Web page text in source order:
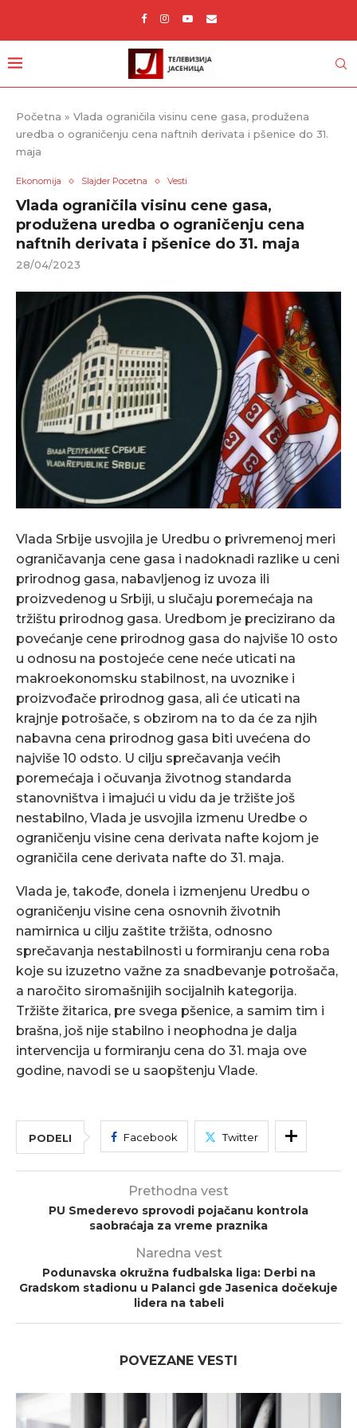
Početna » Vlada ograničila visinu cene gasa, produžena
uredba o ograničenju cena naftnih derivata i pšenice do 31.
maja
Ekonomija Slajder Pocetna Vesti
Vlada ograničila visinu cene gasa,
produžena uredba o ograničenju cena
naftnih derivata i pšenice do 31. maja
28/04/2023
Vlada Srbije usvojila je Uredbu o privremenoj meri
ograničavanja cene gasa i nadoknadi razlike u ceni
prirodnog gasa, nabavljenog iz uvoza ili
proizvedenog u Srbiji, u slučaju poremećaja na
tržištu prirodnog gasa. Uredbom je precizirano da
povećanje cene prirodnog gasa do najviše 10 osto
u odnosu na postojeće cene neće uticati na
makroekonomsku stabilnost, na uvoznike i
proizvođače prirodnog gasa, ali će uticati na
krajnje potrošače, s obzirom na to da će za njih
nabavna cena prirodnog gasa biti uvećena do
najviše 10 odsto. U cilju sprečavanja većih
poremećaja i očuvanja životnog standarda
stanovništva i imajući u vidu da je tržište još
nestabilno, Vlada je usvojila izmenu Uredbe o
ograničenju visine cena derivata nafte kojom je
ograničila cene derivata nafte do 31. maja.
Vlada je, takođe, donela i izmenjenu Uredbu o
ograničenju visine cena osnovnih životnih
namirnica u cilju zaštite tržišta, odnosno
sprečavanja nestabilnosti u formiranju cena roba
koje su izuzetno važne za snadbevanje potrošača,
a naročito siromašnijih socijalnih kategorija.
Tržište žitarica, pre svega pšenice, a samim tim i
brašna, još nije stabilno i neophodna je dalja
intervencija u formiranju cena do 31. maja ove
godine, navodi se u saopštenju Vlade.
PODELI Facebook Twitter
Prethodna vest
PU Smederevo sprovodi pojačanu kontrola
saobraćaja za vreme praznika
Naredna vest
Podunavska okružna fudbalska liga: Derbi na
Gradskom stadionu u Palanci gde Jasenica dočekuje
lidera na tabeli
POVEZANE VESTI